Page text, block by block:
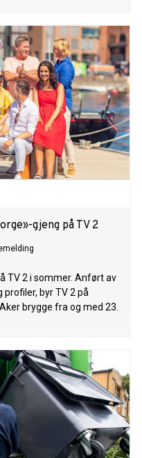
gjeng på TV 2
TV 2 i sommer. Anført av
byr TV 2 på
brygge fra og med 23.